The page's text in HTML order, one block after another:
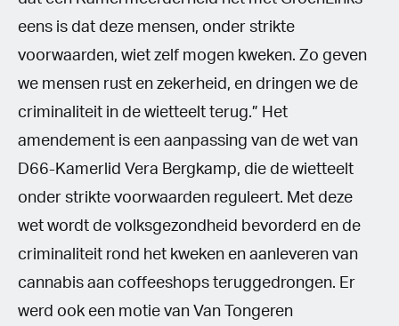
eens is dat deze mensen, onder strikte
voorwaarden, wiet zelf mogen kweken. Zo geven
we mensen rust en zekerheid, en dringen we de
criminaliteit in de wietteelt terug.” Het
amendement is een aanpassing van de wet van
D66-Kamerlid Vera Bergkamp, die de wietteelt
onder strikte voorwaarden reguleert. Met deze
wet wordt de volksgezondheid bevorderd en de
criminaliteit rond het kweken en aanleveren van
cannabis aan coffeeshops teruggedrongen. Er
werd ook een motie van Van Tongeren